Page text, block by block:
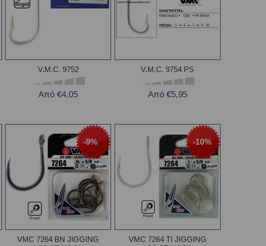
V.M.C. 9752
Από €4,05
V.M.C. 9754 PS
Από €5,95
-9%
VMC 7264 BN JIGGING
-10%
VMC 7264 TI JIGGING